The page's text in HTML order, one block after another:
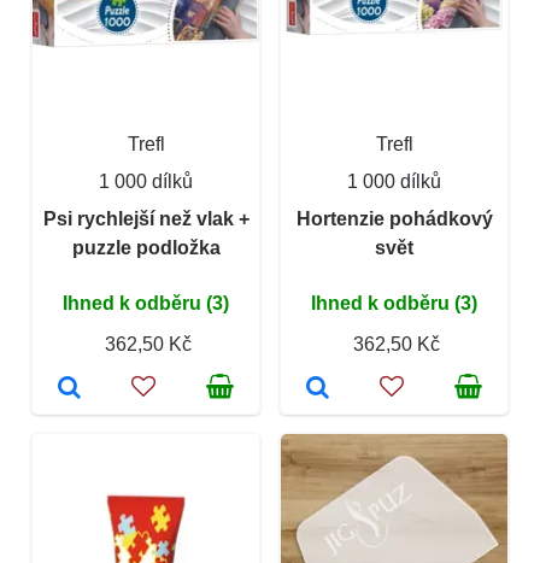
Trefl
1 000 dílků
Psi rychlejší než vlak +
puzzle podložka
Ihned k odběru (3)
362,50 Kč
Trefl
1 000 dílků
Hortenzie pohádkový
svět
Ihned k odběru (3)
362,50 Kč